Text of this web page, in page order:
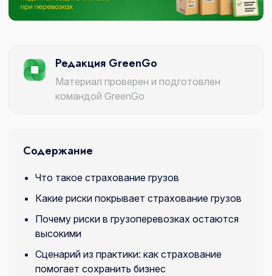
Редакция GreenGo
Материал проверен и подготовлен
командой GreenGo
Содержание
Что такое страхование грузов
Какие риски покрывает страхование грузов
Почему риски в грузоперевозках остаются
высокими
Сценарий из практики: как страхование
помогает сохранить бизнес